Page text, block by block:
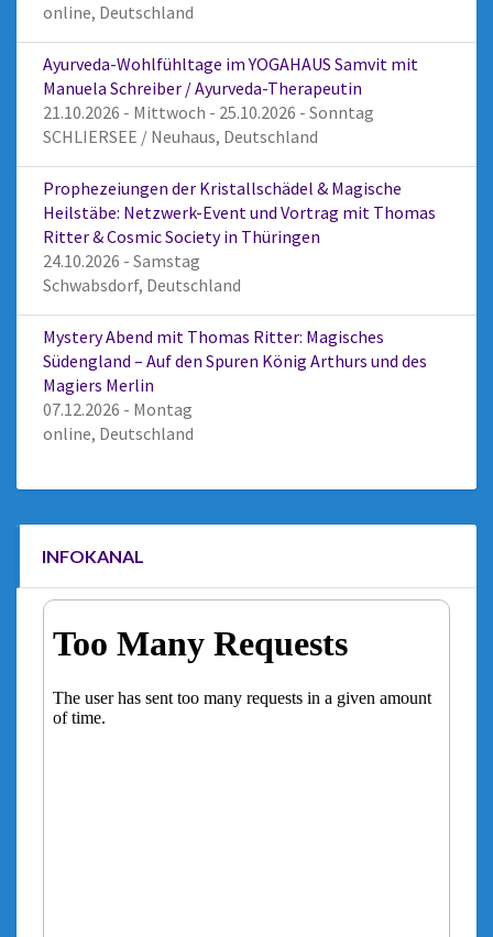
online, Deutschland
Ayurveda-Wohlfühltage im YOGAHAUS Samvit mit
Manuela Schreiber / Ayurveda-Therapeutin
21.10.2026 - Mittwoch - 25.10.2026 - Sonntag
SCHLIERSEE / Neuhaus, Deutschland
Prophezeiungen der Kristallschädel & Magische
Heilstäbe: Netzwerk-Event und Vortrag mit Thomas
Ritter & Cosmic Society in Thüringen
24.10.2026 - Samstag
Schwabsdorf, Deutschland
Mystery Abend mit Thomas Ritter: Magisches
Südengland – Auf den Spuren König Arthurs und des
Magiers Merlin
07.12.2026 - Montag
online, Deutschland
INFOKANAL